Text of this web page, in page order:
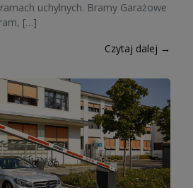
uchylnych. Bramy Garażowe
[…]
Czytaj dalej →